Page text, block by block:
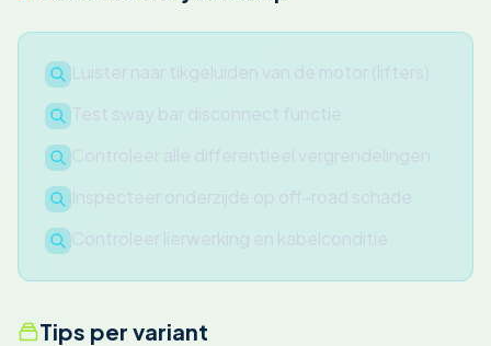
Luister naar tikgeluiden van de motor (lifters)
Test sway bar disconnect functie
Controleer alle differentieel vergrendelingen
Inspecteer onderzijde op off-road schade
Controleer lierwerking en kabelconditie
Tips per variant